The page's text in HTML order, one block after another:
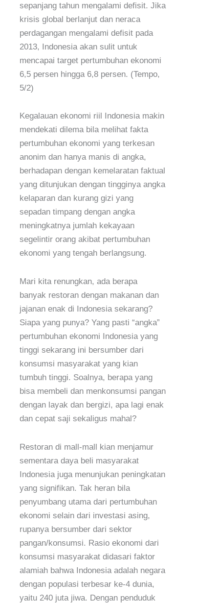
sepanjang tahun mengalami defisit. Jika
krisis global berlanjut dan neraca
perdagangan mengalami defisit pada
2013, Indonesia akan sulit untuk
mencapai target pertumbuhan ekonomi
6,5 persen hingga 6,8 persen. (Tempo,
5/2)
Kegalauan ekonomi riil Indonesia makin
mendekati dilema bila melihat fakta
pertumbuhan ekonomi yang terkesan
anonim dan hanya manis di angka,
berhadapan dengan kemelaratan faktual
yang ditunjukan dengan tingginya angka
kelaparan dan kurang gizi yang
sepadan timpang dengan angka
meningkatnya jumlah kekayaan
segelintir orang akibat pertumbuhan
ekonomi yang tengah berlangsung.
Mari kita renungkan, ada berapa
banyak restoran dengan makanan dan
jajanan enak di Indonesia sekarang?
Siapa yang punya? Yang pasti “angka”
pertumbuhan ekonomi Indonesia yang
tinggi sekarang ini bersumber dari
konsumsi masyarakat yang kian
tumbuh tinggi. Soalnya, berapa yang
bisa membeli dan menkonsumsi pangan
dengan layak dan bergizi, apa lagi enak
dan cepat saji sekaligus mahal?
Restoran di mall-mall kian menjamur
sementara daya beli masyarakat
Indonesia juga menunjukan peningkatan
yang signifikan. Tak heran bila
penyumbang utama dari pertumbuhan
ekonomi selain dari investasi asing,
rupanya bersumber dari sektor
pangan/konsumsi. Rasio ekonomi dari
konsumsi masyarakat didasari faktor
alamiah bahwa Indonesia adalah negara
dengan populasi terbesar ke-4 dunia,
yaitu 240 juta jiwa. Dengan penduduk